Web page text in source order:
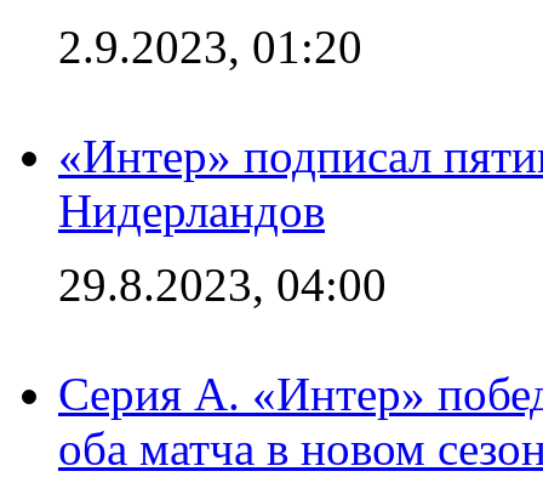
2.9.2023, 01:20
«Интер» подписал
Нидерландов
29.8.2023, 04:00
Серия А. «Интер»
оба матча в новом